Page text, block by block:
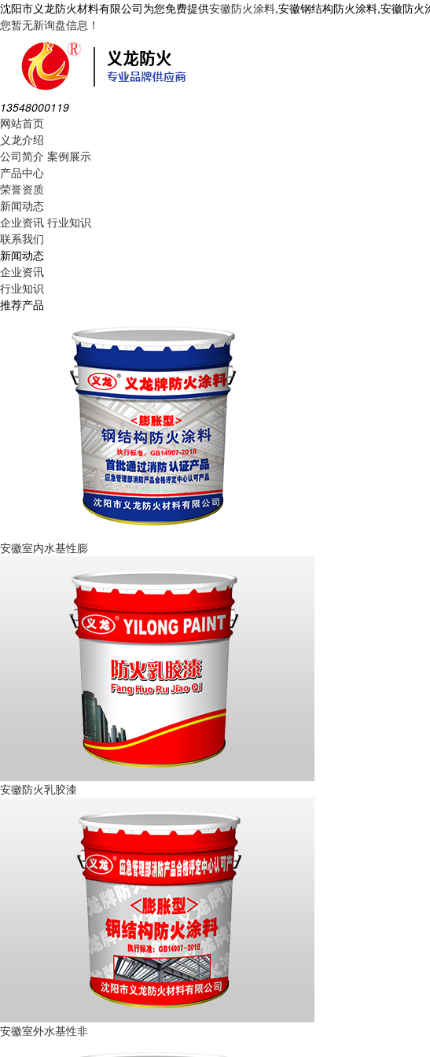
沈阳市义龙防火材料有限公司为您免费提供安徽防火涂料,安徽钢结构防火涂料,安徽防火
您暂无新询盘信息！
13548000119
网站首页
义龙介绍
公司简介 案例展示
产品中心
荣誉资质
新闻动态
企业资讯 行业知识
联系我们
新闻动态
企业资讯
行业知识
推荐产品
安徽室内水基性膨
安徽防火乳胶漆
安徽室外水基性非